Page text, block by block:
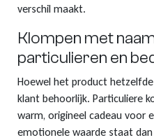
verschil maakt.
Klompen met
particulieren en
Hoewel het product
klant behoorlijk. Particuliere
warm, origineel cadeau voor
emotionele waarde staat